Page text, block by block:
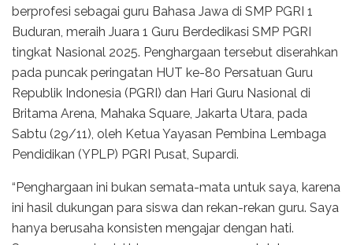
berprofesi sebagai guru Bahasa Jawa di SMP PGRI 1
Buduran, meraih Juara 1 Guru Berdedikasi SMP PGRI
tingkat Nasional 2025. Penghargaan tersebut diserahkan
pada puncak peringatan HUT ke-80 Persatuan Guru
Republik Indonesia (PGRI) dan Hari Guru Nasional di
Britama Arena, Mahaka Square, Jakarta Utara, pada
Sabtu (29/11), oleh Ketua Yayasan Pembina Lembaga
Pendidikan (YPLP) PGRI Pusat, Supardi.
“Penghargaan ini bukan semata-mata untuk saya, karena
ini hasil dukungan para siswa dan rekan-rekan guru. Saya
hanya berusaha konsisten mengajar dengan hati.